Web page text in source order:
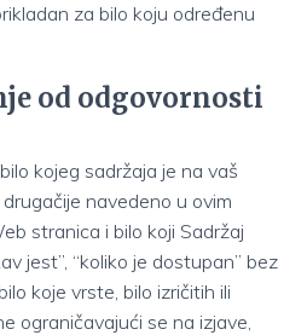
za bilo koju određenu
od odgovornosti
kojeg sadržaja je na vaš
navedeno u ovim
stranica i bilo koji Sadržaj
jest”, “koliko je dostupan” bez
koje vrste, bilo izričitih ili
ograničavajući se na izjave,